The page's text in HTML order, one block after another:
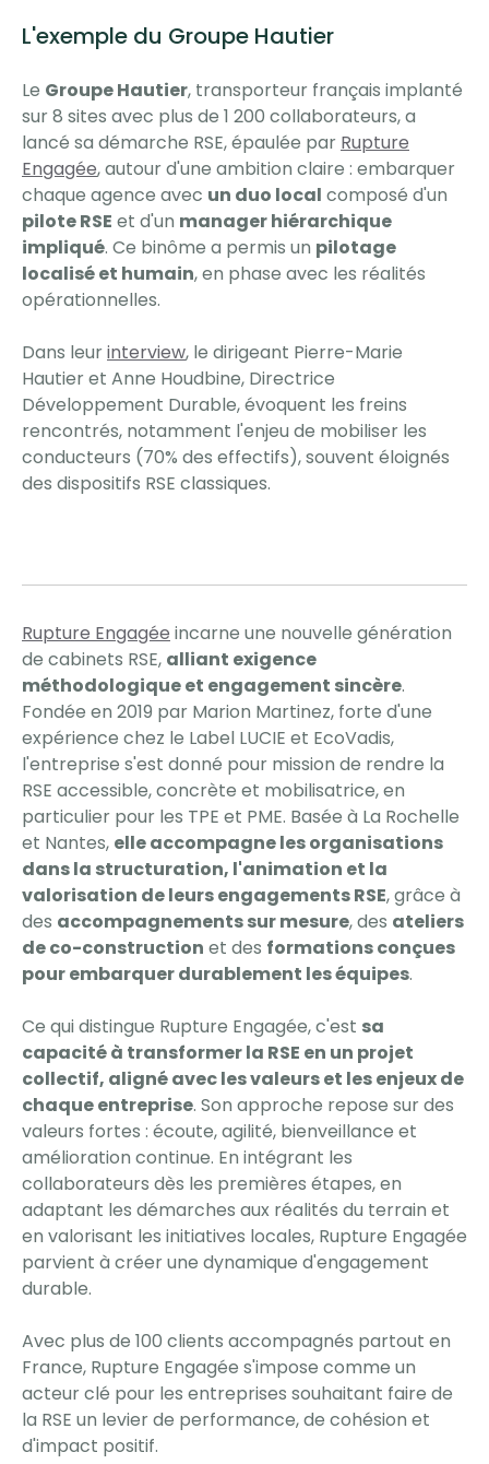
L'exemple du Groupe Hautier
Le Groupe Hautier, transporteur français implanté
sur 8 sites avec plus de 1 200 collaborateurs, a
lancé sa démarche RSE, épaulée par Rupture
Engagée, autour d'une ambition claire : embarquer
chaque agence avec un duo local composé d'un
pilote RSE et d'un manager hiérarchique
impliqué. Ce binôme a permis un pilotage
localisé et humain, en phase avec les réalités
opérationnelles.
Dans leurinterview, le dirigeant Pierre-Marie
Hautier et Anne Houdbine, Directrice
Développement Durable, évoquent les freins
rencontrés, notamment l'enjeu de mobiliser les
conducteurs (70% des effectifs), souvent éloignés
des dispositifs RSE classiques.
Rupture Engagée incarne une nouvelle génération
de cabinets RSE, alliant exigence
méthodologique et engagement sincère.
Fondée en 2019 par Marion Martinez, forte d'une
expérience chez le Label LUCIE et EcoVadis,
l'entreprise s'est donné pour mission de rendre la
RSE accessible, concrète et mobilisatrice, en
particulier pour les TPE et PME. Basée à La Rochelle
et Nantes, elle accompagne les organisations
dans la structuration, l'animation et la
valorisation de leurs engagements RSE, grâce à
des accompagnements sur mesure, des ateliers
de co-construction et des formations conçues
pour embarquer durablement les équipes.
Ce qui distingue Rupture Engagée, c'est sa
capacité à transformer la RSE en un projet
collectif, aligné avec les valeurs et les enjeux de
chaque entreprise. Son approche repose sur des
valeurs fortes : écoute, agilité, bienveillance et
amélioration continue. En intégrant les
collaborateurs dès les premières étapes, en
adaptant les démarches aux réalités du terrain et
en valorisant les initiatives locales, Rupture Engagée
parvient à créer une dynamique d'engagement
durable.
Avec plus de 100 clients accompagnés partout en
France, Rupture Engagée s'impose comme un
acteur clé pour les entreprises souhaitant faire de
la RSE un levier de performance, de cohésion et
d'impact positif.